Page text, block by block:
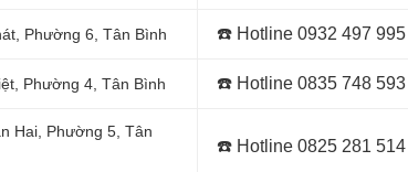
Phường 6, Tân Bình ☎️ Hotline 0932 497 995
Phường 4, Tân Bình ☎️ Hotline 0835 748 593
Hai, Phường 5, Tân
☎️ Hotline 0825 281 514